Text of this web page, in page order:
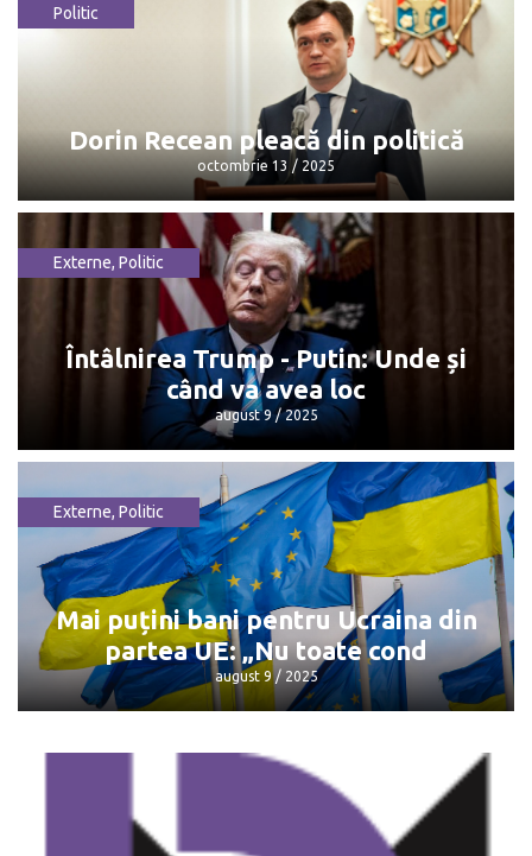
Maia Sandu: „Mulțumesc, Dorin, pentru
octombrie 13 / 2025
Politic
Dorin Recean pleacă din politică
octombrie 13 / 2025
Dorin Recean pleacă din politică
octombrie 13 / 2025
Externe, Politic
Întâlnirea Trump - Putin: Unde și
când va avea loc
august 9 / 2025
Întâlnirea Trump - Putin: Unde și când
va avea loc
august 9 / 2025
Externe, Politic
Mai puțini bani pentru Ucraina din
partea UE: „Nu toate cond
august 9 / 2025
Mai puțini bani pentru Ucraina din
partea UE: „Nu toate cond